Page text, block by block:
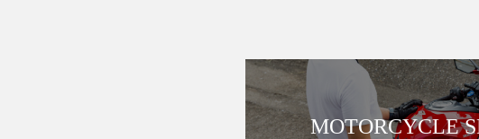
MOTORCYCLE